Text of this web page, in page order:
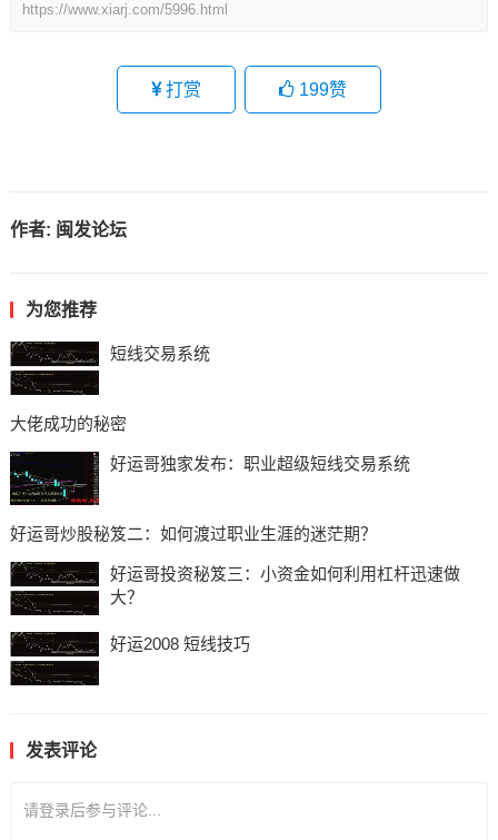
https://www.xiarj.com/5996.html
打赏 199赞
作者: 闽发论坛
为您推荐
短线交易系统
大佬成功的秘密
好运哥独家发布：职业超级短线交易系统
好运哥炒股秘笈二：如何渡过职业生涯的迷茫期？
好运哥投资秘笈三：小资金如何利用杠杆迅速做
大？
好运2008 短线技巧
发表评论
请登录后参与评论...